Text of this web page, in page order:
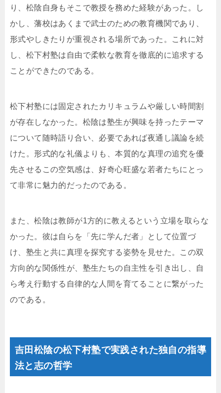
り、松陰自身もそこで教授を務めた経験があった。し
かし、藩校はあくまで武士のための教育機関であり、
形式やしきたりが重視される場所であった。これに対
し、松下村塾は自由で柔軟な教育を徹底的に追求する
ことができたのである。
松下村塾には固定されたカリキュラムや厳しい時間割
が存在しなかった。松陰は塾生が興味を持ったテーマ
について随時語り合い、必要であれば夜通し議論を続
けた。形式的な礼儀よりも、本質的な真理の追究を優
先させるこの空気感は、好奇心旺盛な若者たちにとっ
て非常に魅力的だったのである。
また、松陰は教師が1方的に教えるという立場を取らな
かった。彼は自らを「先に学んだ者」として位置づ
け、塾生と共に真理を探究する姿勢を見せた。この双
方向的な関係性が、塾生たちの自主性を引き出し、自
ら考え行動する自律的な人間を育てることに繋がった
のである。
吉田松陰の松下村塾で実践された独自の指導
法と志の哲学